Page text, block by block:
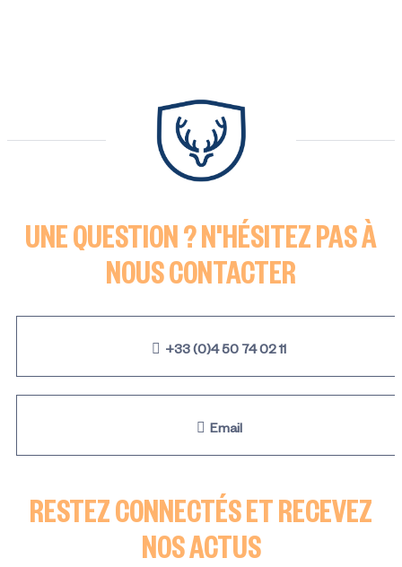
UNE QUESTION ? N'HÉSITEZ PAS À
NOUS CONTACTER
+33 (0)4 50 74 02 11
Email
RESTEZ CONNECTÉS ET RECEVEZ
NOS ACTUS